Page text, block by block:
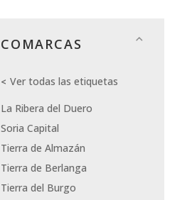
COMARCAS
Ver todas las etiquetas
La Ribera del Duero
Soria Capital
Tierra de Almazán
Tierra de Berlanga
Tierra del Burgo